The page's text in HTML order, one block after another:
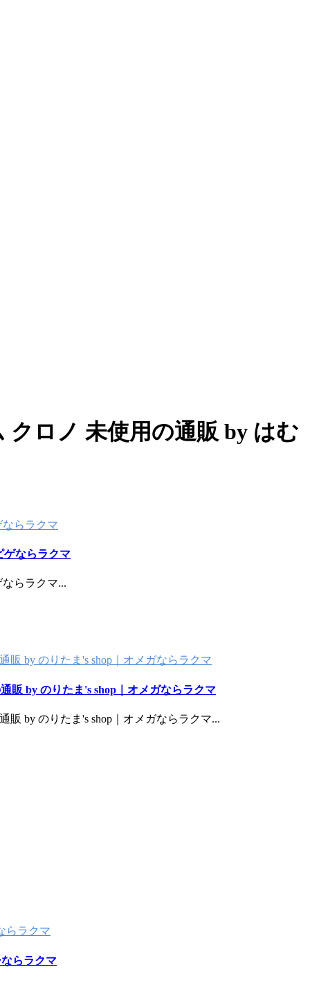
ロノ 未使用の通販 by はむ
らラクマ
ゲならラクマ
らラクマ...
販 by のりたま's shop｜オメガならラクマ
販 by のりたま's shop｜オメガならラクマ
販 by のりたま's shop｜オメガならラクマ...
らラクマ
らラクマ